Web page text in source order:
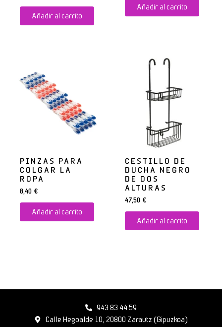
Añadir al carrito
Añadir al carrito
PINZAS PARA
COLGAR LA
ROPA
8,40 €
Añadir al carrito
CESTILLO DE
DUCHA NEGRO
DE DOS
ALTURAS
47,50 €
Añadir al carrito
943 83 44 59
Calle Hegoalde 10, 20800 Zarautz (Gipuzkoa)